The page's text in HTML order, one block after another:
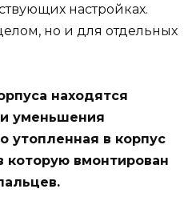
настройках.
но и для отдельных
находятся
уменьшения
утопленная в корпус
которую вмонтирован